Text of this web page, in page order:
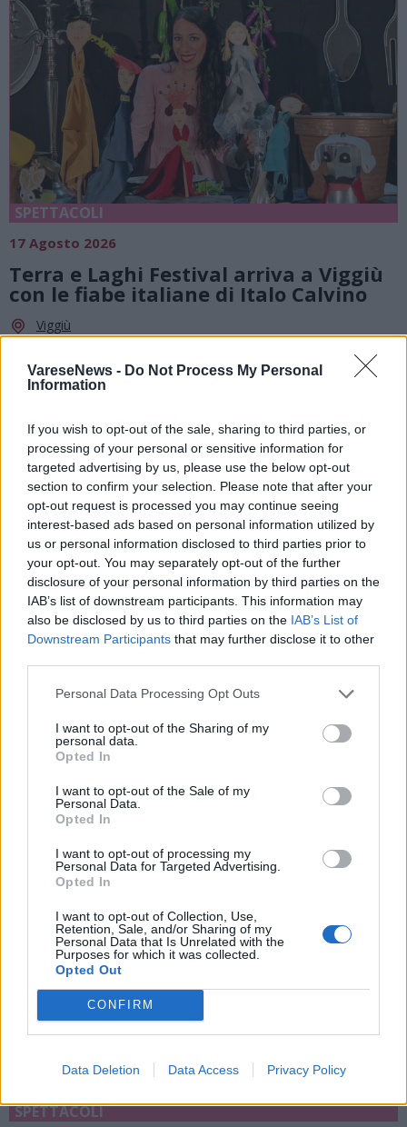
VareseNews - Do Not Process My Personal
Information
If you wish to opt-out of the sale, sharing to third parties, or
processing of your personal or sensitive information for
targeted advertising by us, please use the below opt-out
section to confirm your selection. Please note that after your
opt-out request is processed you may continue seeing
interest-based ads based on personal information utilized by
us or personal information disclosed to third parties prior to
your opt-out. You may separately opt-out of the further
disclosure of your personal information by third parties on the
IAB’s list of downstream participants. This information may
also be disclosed by us to third parties on the IAB’s List of
Downstream Participants that may further disclose it to other
Personal Data Processing Opt Outs
I want to opt-out of the Sharing of my
personal data.
Opted In
I want to opt-out of the Sale of my
Personal Data.
Opted In
I want to opt-out of processing my
Personal Data for Targeted Advertising.
Opted In
I want to opt-out of Collection, Use,
Retention, Sale, and/or Sharing of my
Personal Data that Is Unrelated with the
Purposes for which it was collected.
Opted Out
CONFIRM
Data Deletion Data Access Privacy Policy
SPETTACOLI
17 Agosto 2026
Terra e Laghi Festival arriva a Viggiù
con le fiabe italiane di Italo Calvino
Viggiù
Ad Alta Valle Intelvi appuntamento
con la Milano degli anni ‘60 in musica
Alta Valle Intelvi
SPETTACOLI